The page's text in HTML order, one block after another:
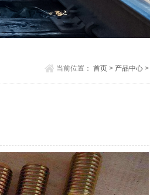
当前位置： 首页> 产品中心>